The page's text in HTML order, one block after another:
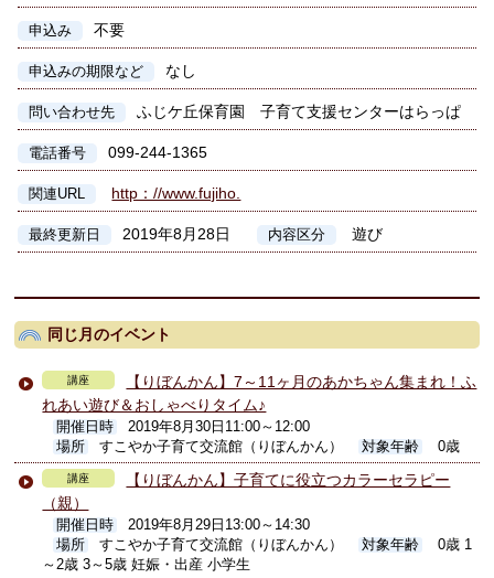
申込み 不要
申込みの期限など なし
問い合わせ先 ふじケ丘保育園 子育て支援センターはらっぱ
電話番号 099-244-1365
関連URL http：//www.fujiho.
最終更新日 2019年8月28日 内容区分 遊び
同じ月のイベント
講座
【りぼんかん】7～11ヶ月のあかちゃん集まれ！ふ
れあい遊び＆おしゃべりタイム♪
開催日時
2019年8月30日11:00～12:00
場所
すこやか子育て交流館（りぼんかん） 対象年齢 0歳
講座
【りぼんかん】子育てに役立つカラーセラピー
（親）
開催日時
2019年8月29日13:00～14:30
場所
すこやか子育て交流館（りぼんかん） 対象年齢
0歳 1
～2歳 3～5歳 妊娠・出産 小学生